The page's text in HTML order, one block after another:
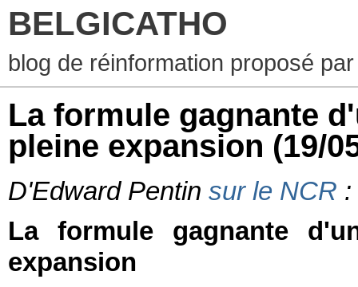
BELGICATHO
blog de réinformation proposé
La formule gagnante
pleine expansion (19/
D'Edward Pentin sur le NCR :
La formule gagnante
expansion